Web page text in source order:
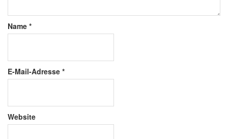
Name *
E-Mail-Adresse *
Website